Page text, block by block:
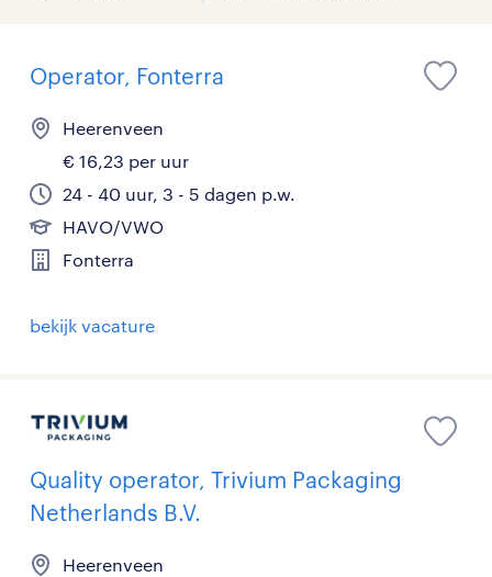
Operator, Fonterra
Heerenveen
€ 16,23 per uur
24 - 40 uur, 3 - 5 dagen p.w.
HAVO/VWO
Fonterra
bekijk vacature
Quality operator, Trivium Packaging
Netherlands B.V.
Heerenveen